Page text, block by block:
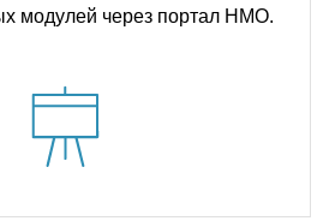
модулей через портал НМО.